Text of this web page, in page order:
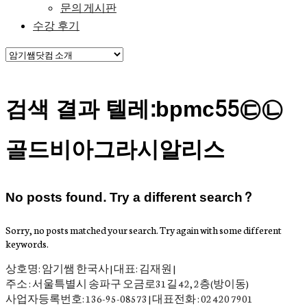
문의 게시판
수강 후기
검색 결과 텔레:bpmc55㉢㉡
골드비아그라시알리스
No posts found. Try a different search?
Sorry, no posts matched your search. Try again with some different
keywords.
상호명: 암기쌤 한국사 | 대표: 김재원 |
주소 : 서울특별시 송파구 오금로31길 42, 2층(방이동)
사업자등록번호: 136-95-08573 | 대표전화 : 02 420 7901